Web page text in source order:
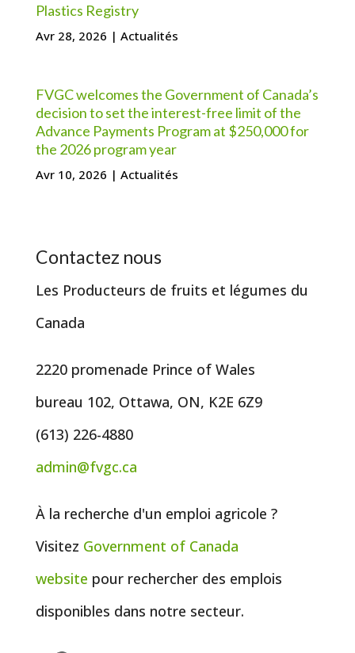
Plastics Registry
Avr 28, 2026 | Actualités
FVGC welcomes the Government of Canada’s
decision to set the interest-free limit of the
Advance Payments Program at $250,000 for
the 2026 program year
Avr 10, 2026 | Actualités
Contactez nous
Les Producteurs de fruits et légumes du
Canada
2220 promenade Prince of Wales
bureau 102, Ottawa, ON, K2E 6Z9
(613) 226-4880
admin@fvgc.ca
À la recherche d'un emploi agricole ?
Visitez Government of Canada
website pour rechercher des emplois
disponibles dans notre secteur.